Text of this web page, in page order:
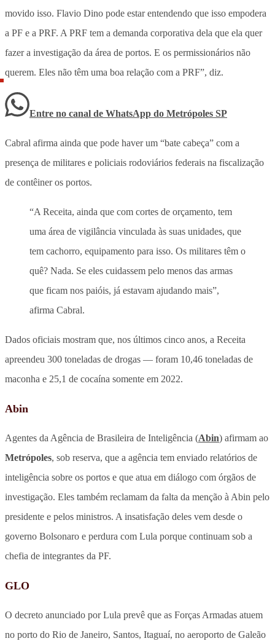
movido isso. Flavio Dino pode estar entendendo que isso empodera
a PF e a PRF. A PRF tem a demanda corporativa dela que ela quer
fazer a investigação da área de portos. E os permissionários não
querem. Eles não têm uma boa relação com a PRF”, diz.
Entre no canal de WhatsApp do Metrópoles SP
Cabral afirma ainda que pode haver um “bate cabeça” com a
presença de militares e policiais rodoviários federais na fiscalização
de contêiner os portos.
“A Receita, ainda que com cortes de orçamento, tem
uma área de vigilância vinculada às suas unidades, que
tem cachorro, equipamento para isso. Os militares têm o
quê? Nada. Se eles cuidassem pelo menos das armas
que ficam nos paióis, já estavam ajudando mais”,
afirma Cabral.
Dados oficiais mostram que, nos últimos cinco anos, a Receita
apreendeu 300 toneladas de drogas — foram 10,46 toneladas de
maconha e 25,1 de cocaína somente em 2022.
Abin
Agentes da Agência de Brasileira de Inteligência (Abin) afirmam ao
Metrópoles, sob reserva, que a agência tem enviado relatórios de
inteligência sobre os portos e que atua em diálogo com órgãos de
investigação. Eles também reclamam da falta da menção à Abin pelo
presidente e pelos ministros. A insatisfação deles vem desde o
governo Bolsonaro e perdura com Lula porque continuam sob a
chefia de integrantes da PF.
GLO
O decreto anunciado por Lula prevê que as Forças Armadas atuem
no porto do Rio de Janeiro, Santos, Itaguaí, no aeroporto de Galeão